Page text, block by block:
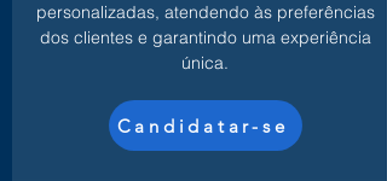
personalizadas, atendendo às preferências
dos clientes e garantindo uma experiência
única.
Candidatar-se